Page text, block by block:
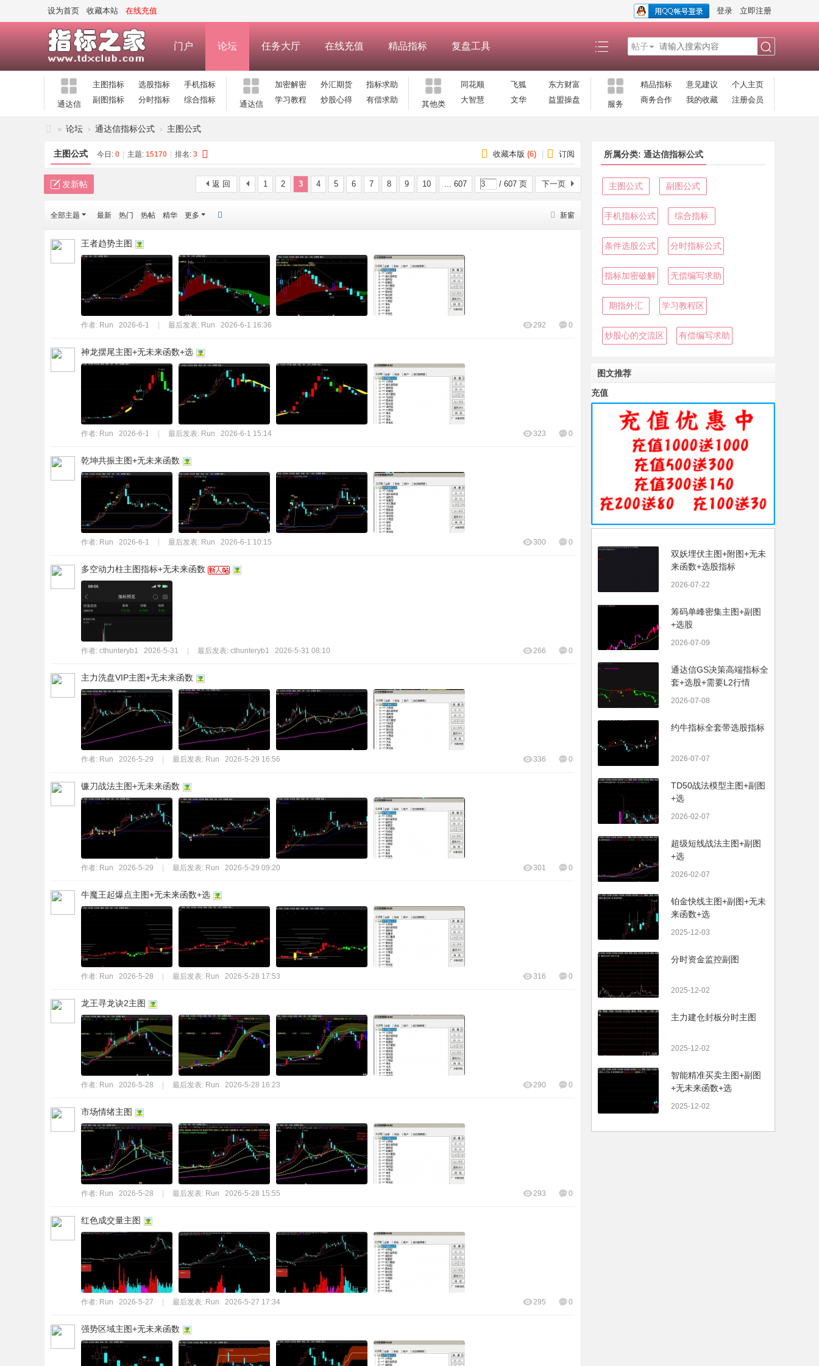
设为首页 收藏本站 在线充值 登录 立即注册
门户 论坛 任务大厅 在线充值 精品指标 复盘工具 帖子
通达信
主图指标 选股指标
手机指标
副图指标
分时指标 综合指标 通达信
加密解密 外汇期货
指标求助
学习教程
炒股心得 有偿求助 其他类
同花顺 飞狐
东方财富
大智慧
文华 益盟操盘 服务
精品指标 意见建议
个人主页
商务合作
我的收藏 注册会员
标
之
—
式
码
指
标
» 论坛 › 通达信指标公式 › 主图公式
收藏本版 (6) 订阅
主图公式 今日: 0 主题: 15170 排名: 3
1 2 3 4 5 6 7 8 9 10 ... 607 / 607 页 下一页
返 回
发新帖
新窗
全部主题 最新 热门 热帖 精华 更多
王者趋势主图
作者: Run 2026-6-1 最后发表: Run 2026-6-1 16:36 0
292
神龙摆尾主图+无未来函数+选
作者: Run 2026-6-1 最后发表: Run 2026-6-1 15:14 0
323
乾坤共振主图+无未来函数
作者: Run 2026-6-1 最后发表: Run 2026-6-1 10:15 0
300
多空动力柱主图指标+无未来函数
作者: cthunteryb1 2026-5-31 最后发表: cthunteryb1 2026-5-31 08:10 0
266
主力洗盘VIP主图+无未来函数
作者: Run 2026-5-29 最后发表: Run 2026-5-29 16:56 0
336
镰刀战法主图+无未来函数
作者: Run 2026-5-29 最后发表: Run 2026-5-29 09:20 0
301
牛魔王起爆点主图+无未来函数+选
作者: Run 2026-5-28 最后发表: Run 2026-5-28 17:53 0
316
龙王寻龙诀2主图
作者: Run 2026-5-28 最后发表: Run 2026-5-28 16:23 0
290
市场情绪主图
作者: Run 2026-5-28 最后发表: Run 2026-5-28 15:55 0
293
红色成交量主图
作者: Run 2026-5-27 最后发表: Run 2026-5-27 17:34 0
295
强势区域主图+无未来函数
所属分类: 通达信指标公式
主图公式 副图公式
手机指标公式 综合指标
条件选股公式 分时指标公式
指标加密破解 无偿编写求助
期指外汇 学习教程区
炒股心的交流区 有偿编写求助
图文推荐
充值
双妖埋伏主图+附图+无未
来函数+选股指标
2026-07-22
筹码单峰密集主图+副图
+选股
2026-07-09
通达信GS决策高端指标全
套+选股+需要L2行情
2026-07-08
约牛指标全套带选股指标
2026-07-07
TD50战法模型主图+副图
+选
2026-02-07
超级短线战法主图+副图
+选
2026-02-07
铂金快线主图+副图+无未
来函数+选
2025-12-03
分时资金监控副图
2025-12-02
主力建仓封板分时主图
2025-12-02
智能精准买卖主图+副图
+无未来函数+选
2025-12-02